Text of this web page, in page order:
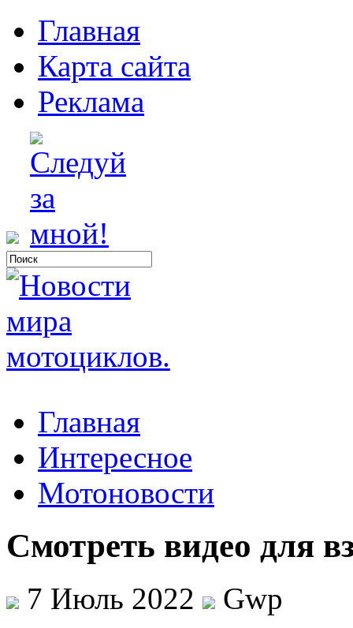
Главная
Карта сайта
Реклама
Главная
Интересное
Мотоновости
Смотреть видео для
7 Июль 2022
Gwp